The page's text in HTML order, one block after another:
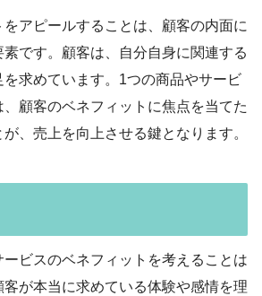
アピールすることは、顧客の内面に
です。顧客は、自分自身に関連する
求めています。1つの商品やサービ
顧客のベネフィットに焦点を当てた
、売上を向上させる鍵となります。
ビスのベネフィットを考えることは
が本当に求めている体験や感情を理